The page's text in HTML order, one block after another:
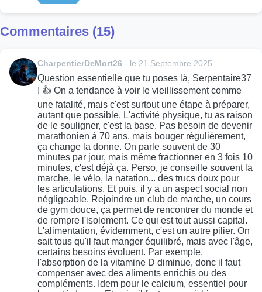
Commentaires (15)
CharpentierDeMort26 - le 21 Septembre 2025
Question essentielle que tu poses là, Serpentaire37
! 👍 On a tendance à voir le vieillissement comme
une fatalité, mais c'est surtout une étape à préparer,
autant que possible. L'activité physique, tu as raison
de le souligner, c'est la base. Pas besoin de devenir
marathonien à 70 ans, mais bouger régulièrement,
ça change la donne. On parle souvent de 30
minutes par jour, mais même fractionner en 3 fois 10
minutes, c'est déjà ça. Perso, je conseille souvent la
marche, le vélo, la natation... des trucs doux pour
les articulations. Et puis, il y a un aspect social non
négligeable. Rejoindre un club de marche, un cours
de gym douce, ça permet de rencontrer du monde et
de rompre l'isolement. Ce qui est tout aussi capital.
L'alimentation, évidemment, c'est un autre pilier. On
sait tous qu'il faut manger équilibré, mais avec l'âge,
certains besoins évoluent. Par exemple,
l'absorption de la vitamine D diminue, donc il faut
compenser avec des aliments enrichis ou des
compléments. Idem pour le calcium, essentiel pour